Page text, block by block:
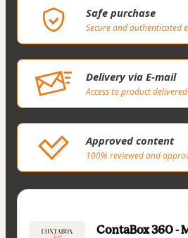
Safe purchase
Secure and authenticated
Delivery via E-mail
Access to product
Approved content
100% reviewed and
ContaBox 360 -